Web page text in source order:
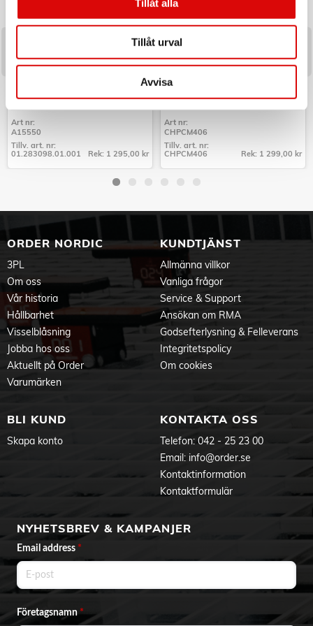
Tillåt alla
Tillåt urval
Avvisa
Art nr:
A15550
01.283098.01.001
Tillv. art. nr:
01.283098.01.001
Rek: 1 295,00 kr
CHAMPION
Art nr:
CHPCM406
CHPCM406
Tillv. art. nr:
CHPCM406
Rek: 1 299,00 kr
ORDER NORDIC
3PL
Om oss
Vår historia
Hållbarhet
Visselblåsning
Jobba hos oss
Aktuellt på Order
Varumärken
KUNDTJÄNST
Allmänna villkor
Vanliga frågor
Service & Support
Ansökan om RMA
Godsefterlysning & Felleverans
Integritetspolicy
Om cookies
BLI KUND
Skapa konto
KONTAKTA OSS
Telefon: 042 - 25 23 00
Email: info@order.se
Kontaktinformation
Kontaktformulär
NYHETSBREV & KAMPANJER
Email address *
Företagsnamn*